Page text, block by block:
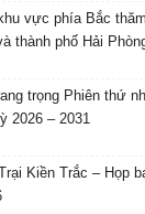
vực phía Bắc
thành phố Hải
trọng Phiên thứ
2026 – 2031
Kiền Trắc – Họp